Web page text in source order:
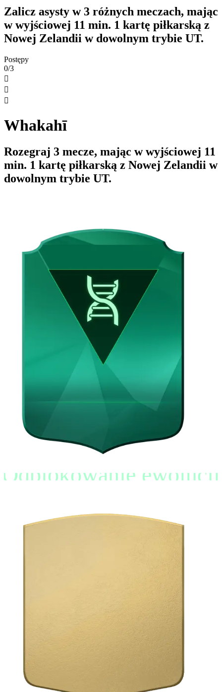
Zalicz asysty w 3 różnych meczach, mając
w wyjściowej 11 min. 1 kartę piłkarską z
Nowej Zelandii w dowolnym trybie UT.
Postępy
0/3



Whakahī
Rozegraj 3 mecze, mając w wyjściowej 11
min. 1 kartę piłkarską z Nowej Zelandii w
dowolnym trybie UT.
Odblokowanie ewolucji